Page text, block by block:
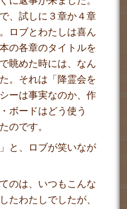
、試しに３章か４章
ロブとわたしは喜ん
の各章のタイトルを
眺めた時には、なん
。それは「降霊会を
ーは事実なのか、作
ボードはどう使う
のです。
と、ロブが笑いなが
のは、いつもこんな
たわたしでしたが、